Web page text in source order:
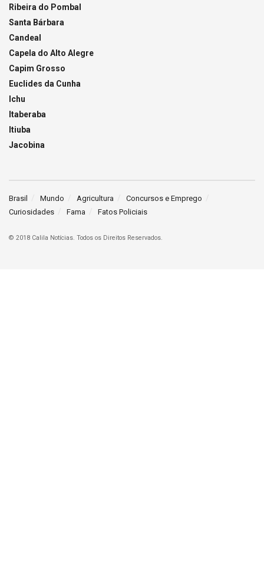
Ribeira do Pombal
Santa Bárbara
Candeal
Capela do Alto Alegre
Capim Grosso
Euclides da Cunha
Ichu
Itaberaba
Itiuba
Jacobina
Brasil Mundo Agricultura
Concursos e Emprego
Curiosidades
Fama Fatos Policiais
© 2018 Calila Notícias. Todos os Direitos Reservados.